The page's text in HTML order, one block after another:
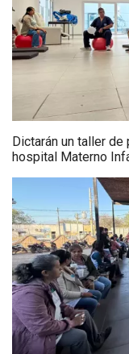
Dictarán un taller
hospital Materno